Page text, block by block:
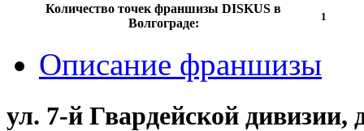
Количество точек франшизы DISKUS в
Волгограде:
1
Описание франшизы
ул. 7-й Гвардейской дивизии,